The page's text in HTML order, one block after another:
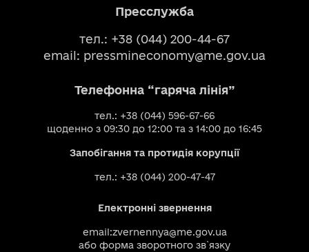
Пресслужба
тел.: +38 (044) 200-44-67
email: pressmineconomy@me.gov.ua
Телефонна “гаряча лінія”
тел.: +38 (044) 596-67-66
щоденно з 09:30 до 12:00 та з 14:00 до 16:45
Запобігання та протидія корупції
тел.: +38 (044) 200-47-47
Електронні звернення
email:zvernennya@me.gov.ua
або форма зворотного зв`язку